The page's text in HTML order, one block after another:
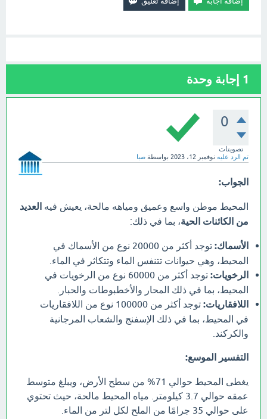
1 إجابة وحدة
0
تصويتات
تم الرد عليه نوفمبر 12، 2023 بواسطة صبا
الجواب:
المحيط موطن واسع وعميق ومياهه مالحة، يعيش فيه العديد
من الكائنات الحية، بما في ذلك:
الأسماك:
توجد أكثر من 20000 نوع من الأسماك في
المحيط، وهي حيوانات تتنفس الماء وتتكاثر في الماء.
الرخويات:
توجد أكثر من 60000 نوع من الرخويات في
المحيط، بما في ذلك المحار والأخطبوطات والحبار.
اللافقاريات:
توجد أكثر من 100000 نوع من اللافقاريات
في المحيط، بما في ذلك الإسفنج والشعاب المرجانية
والكركند.
التفسير الموسع:
يغطى المحيط حوالي 71% من سطح الأرض، ويبلغ متوسط
عمقه حوالي 3.7 كيلومتر. مياه المحيط مالحة، حيث تحتوي
على حوالي 35 جرامًا من الملح لكل لتر من الماء.